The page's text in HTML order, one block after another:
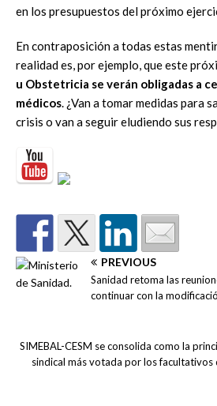
en los presupuestos del próximo
En contraposición a todas estas
realidad es, por ejemplo, que este
u Obstetricia se verán obligadas a
médicos. ¿Van a tomar medidas para
crisis o van a seguir eludiendo sus
PREVIOUS
Sanidad retoma las
continuar con la
SIMEBAL-CESM se consolida como la
sindical más votada por los facultativos